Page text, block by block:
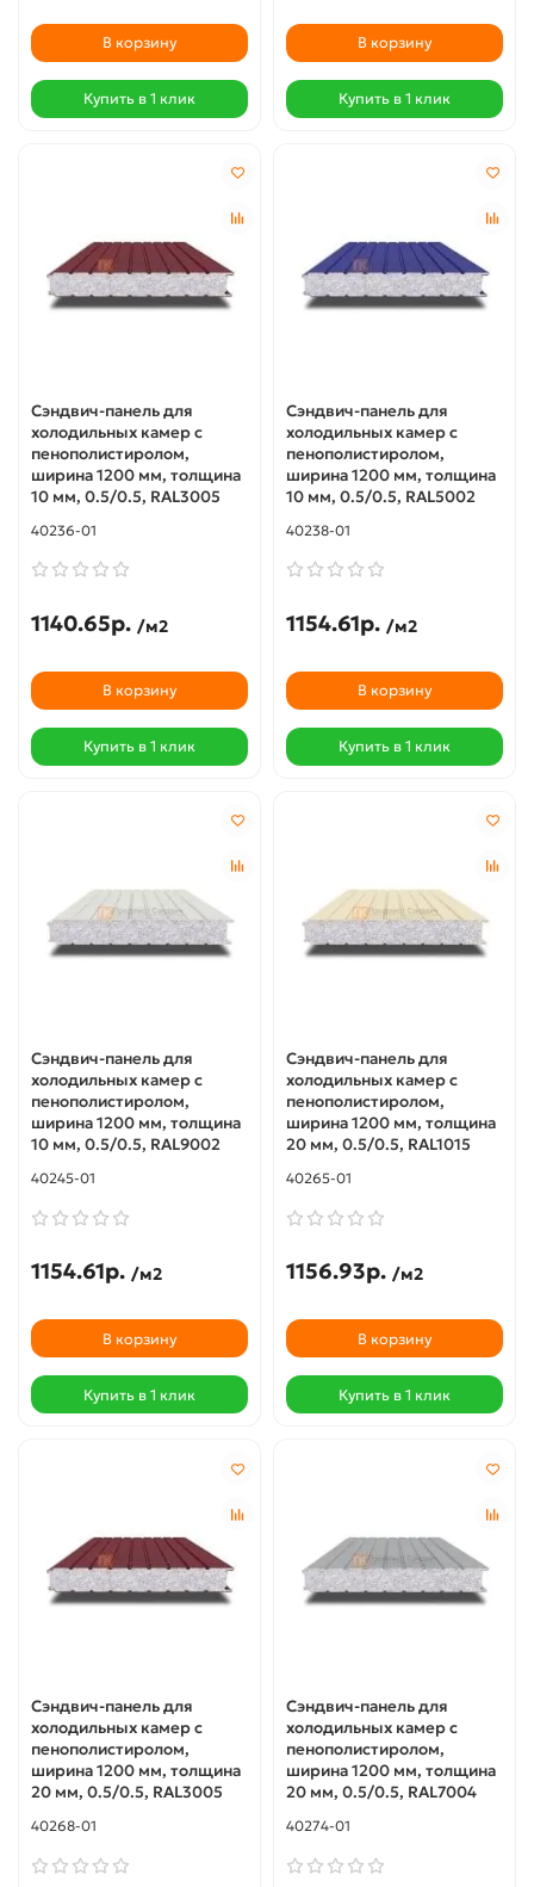
В корзину
Купить в 1 клик
В корзину
Купить в 1 клик
Сэндвич-панель для
холодильных камер с
пенополистиролом,
ширина 1200 мм, толщина
10 мм, 0.5/0.5, RAL3005
40236-01
1140.65р. /м2
В корзину
Купить в 1 клик
Сэндвич-панель для
холодильных камер с
пенополистиролом,
ширина 1200 мм, толщина
10 мм, 0.5/0.5, RAL5002
40238-01
1154.61р. /м2
В корзину
Купить в 1 клик
Сэндвич-панель для
холодильных камер с
пенополистиролом,
ширина 1200 мм, толщина
10 мм, 0.5/0.5, RAL9002
40245-01
1154.61р. /м2
В корзину
Купить в 1 клик
Сэндвич-панель для
холодильных камер с
пенополистиролом,
ширина 1200 мм, толщина
20 мм, 0.5/0.5, RAL1015
40265-01
1156.93р. /м2
В корзину
Купить в 1 клик
Сэндвич-панель для
холодильных камер с
пенополистиролом,
ширина 1200 мм, толщина
20 мм, 0.5/0.5, RAL3005
40268-01
Сэндвич-панель для
холодильных камер с
пенополистиролом,
ширина 1200 мм, толщина
20 мм, 0.5/0.5, RAL7004
40274-01